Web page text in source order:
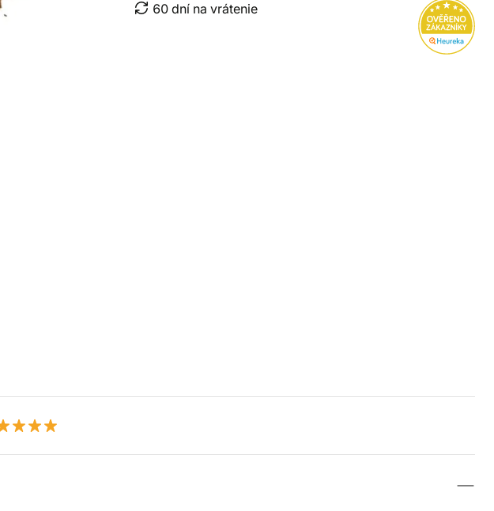
60 dní na vrátenie